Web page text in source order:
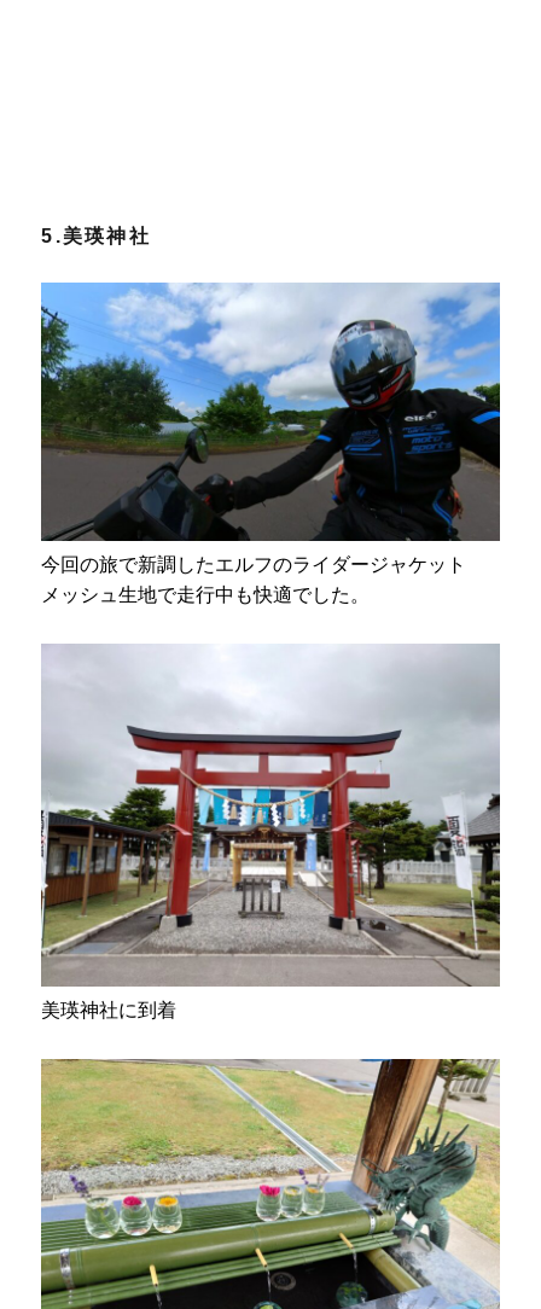
5.美瑛神社
今回の旅で新調したエルフのライダージャケット
メッシュ生地で走行中も快適でした。
美瑛神社に到着